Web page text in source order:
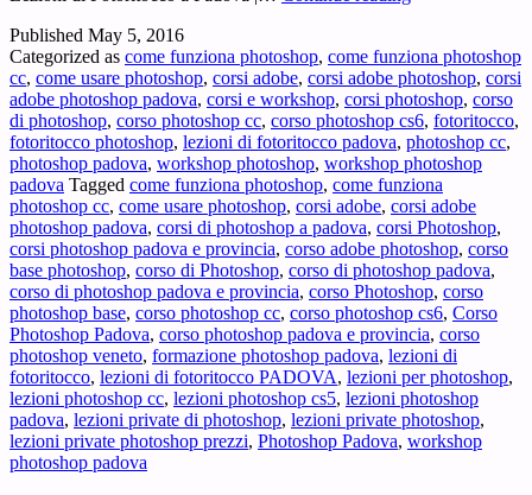
Vuoi
un
corso
di
Photoshop®
a
Padova
?
Published May 5, 2016
Categorized as come funziona photoshop, come funziona photoshop
cc, come usare photoshop, corsi adobe, corsi adobe photoshop, corsi
adobe photoshop padova, corsi e workshop, corsi photoshop, corso
di photoshop, corso photoshop cc, corso photoshop cs6, fotoritocco,
fotoritocco photoshop, lezioni di fotoritocco padova, photoshop cc,
photoshop padova, workshop photoshop, workshop photoshop
padova Tagged come funziona photoshop, come funziona
photoshop cc, come usare photoshop, corsi adobe, corsi adobe
photoshop padova, corsi di photoshop a padova, corsi Photoshop,
corsi photoshop padova e provincia, corso adobe photoshop, corso
base photoshop, corso di Photoshop, corso di photoshop padova,
corso di photoshop padova e provincia, corso Photoshop, corso
photoshop base, corso photoshop cc, corso photoshop cs6, Corso
Photoshop Padova, corso photoshop padova e provincia, corso
photoshop veneto, formazione photoshop padova, lezioni di
fotoritocco, lezioni di fotoritocco PADOVA, lezioni per photoshop,
lezioni photoshop cc, lezioni photoshop cs5, lezioni photoshop
padova, lezioni private di photoshop, lezioni private photoshop,
lezioni private photoshop prezzi, Photoshop Padova, workshop
photoshop padova